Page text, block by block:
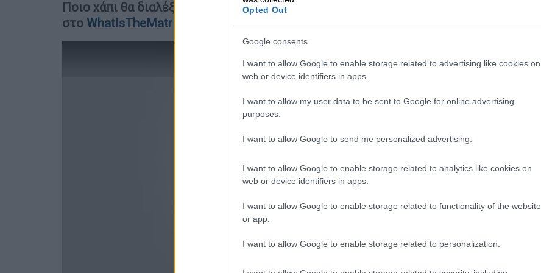
Opted Out
Google consents
I want to allow Google to enable storage related to advertising like cookies on
web or device identifiers in apps.
I want to allow my user data to be sent to Google for online advertising
purposes.
I want to allow Google to send me personalized advertising.
I want to allow Google to enable storage related to analytics like cookies on
web or device identifiers in apps.
I want to allow Google to enable storage related to functionality of the website
or app.
I want to allow Google to enable storage related to personalization.
Ποιο χάπι θα διαλέξεις, το μπλε ή το κόκκινο; Η επιλογή είναι δική σου
στο WhatIsTheMatrix.com ... Διάλεξεεδώ
video